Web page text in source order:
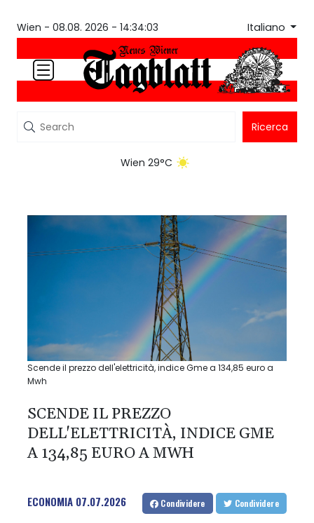
Wien - 08.08. 2026 - 14:34:03 Italiano
Ricerca
Wien 29°C
Scende il prezzo dell'elettricità, indice Gme a 134,85 euro a
Mwh
SCENDE IL PREZZO
DELL'ELETTRICITÀ, INDICE GME
A 134,85 EURO A MWH
ECONOMIA 07.07.2026 Condividere Condividere